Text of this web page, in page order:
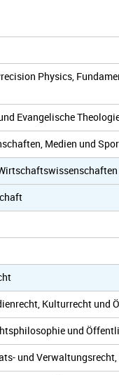
Physics,
Evangelische
Medien und
Kulturrecht und
und
und